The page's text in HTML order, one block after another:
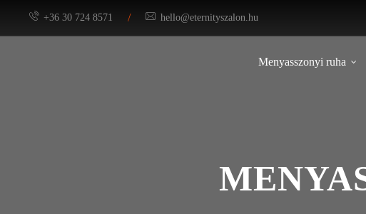
+36 30 724 8571 / hello@eternityszalon.hu
Menyasszonyi ruha